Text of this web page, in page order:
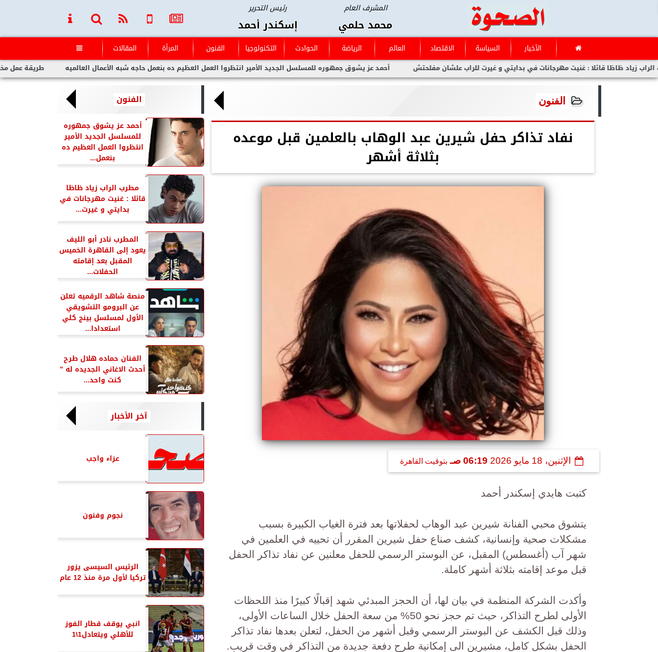
المشرف العام
محمد حلمي
رئيس التحرير
إسكندر أحمد
الأخبار السياسة الاقتصاد العالم الرياضة الحوادث التكنولوجيا الفنون المرأة المقالات 
طريقة عمل مخلل الجزر أحمد عز يشوق جمهوره للمسلسل الجديد الأمير انتظروا العمل العظيم ده بنعمل حاجه شبه الأعمال العالميه ظاظا قائلا : غنيت مهرجانات في بدايتي و غيرت للراب علشان مفلحتش
الفنون
نفاد تذاكر حفل شيرين عبد الوهاب بالعلمين قبل موعده
بثلاثة أشهر
الإثنين، 18 مايو 2026 06:19 صـ بتوقيت القاهرة
كتبت هايدي إسكندر أحمد
يتشوق محبي الفنانة شيرين عبد الوهاب لحفلاتها بعد فترة الغياب الكبيرة بسبب
مشكلات صحية وإنسانية، كشف صناع حفل شيرين المقرر أن تحييه في العلمين في
شهر آب (أغسطس) المقبل، عن البوستر الرسمي للحفل معلنين عن نفاد تذاكر الحفل
قبل موعد إقامته بثلاثة أشهر كاملة.
وأكدت الشركة المنظمة في بيان لها، أن الحجز المبدئي شهد إقبالًا كبيرًا منذ اللحظات
الأولى لطرح التذاكر، حيث تم حجز نحو 50% من سعة الحفل خلال الساعات الأولى،
وذلك قبل الكشف عن البوستر الرسمي وقبل أشهر من الحفل، لتعلن بعدها نفاد تذاكر
الحفل بشكل كامل، مشيرين الى إمكانية طرح دفعة جديدة من التذاكر في وقت قريب.
الفنون
أحمد عز يشوق جمهوره
للمسلسل الجديد الأمير
انتظروا العمل العظيم ده
بنعمل...
مطرب الراب زياد ظاظا
قائلا : غنيت مهرجانات في
بدايتي و غيرت...
المطرب نادر أبو الليف
يعود إلى القاهرة الخميس
المقبل بعد إقامته
الحفلات...
منصة شاهد الرقميه تعلن
عن البرومو التشويقي
الأول لمسلسل بينج كلي
استعدادا...
الفنان حماده هلال طرح
أحدث الاغاني الجديده له ”
كنت واحد...
آخر الأخبار
عزاء واجب
نجوم وفنون
الرئيس السيسى يزور
تركيا لأول مرة منذ 12 عام
انبي يوقف قطار الفوز
للأهلي ويتعادل1\1